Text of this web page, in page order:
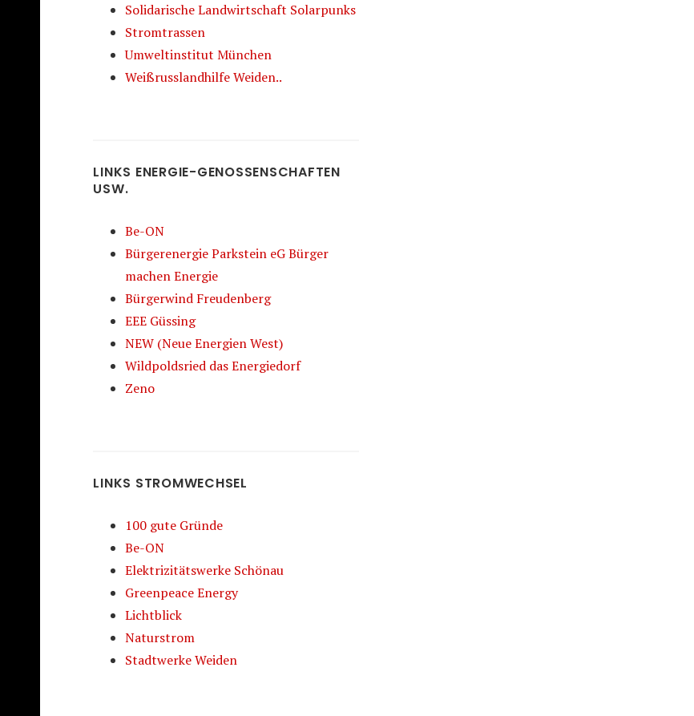
Solidarische Landwirtschaft Solarpunks
Stromtrassen
Umweltinstitut München
Weißrusslandhilfe Weiden..
LINKS ENERGIE-GENOSSENSCHAFTEN
USW.
Be-ON
Bürgerenergie Parkstein eG Bürger
machen Energie
Bürgerwind Freudenberg
EEE Güssing
NEW (Neue Energien West)
Wildpoldsried das Energiedorf
Zeno
LINKS STROMWECHSEL
100 gute Gründe
Be-ON
Elektrizitätswerke Schönau
Greenpeace Energy
Lichtblick
Naturstrom
Stadtwerke Weiden